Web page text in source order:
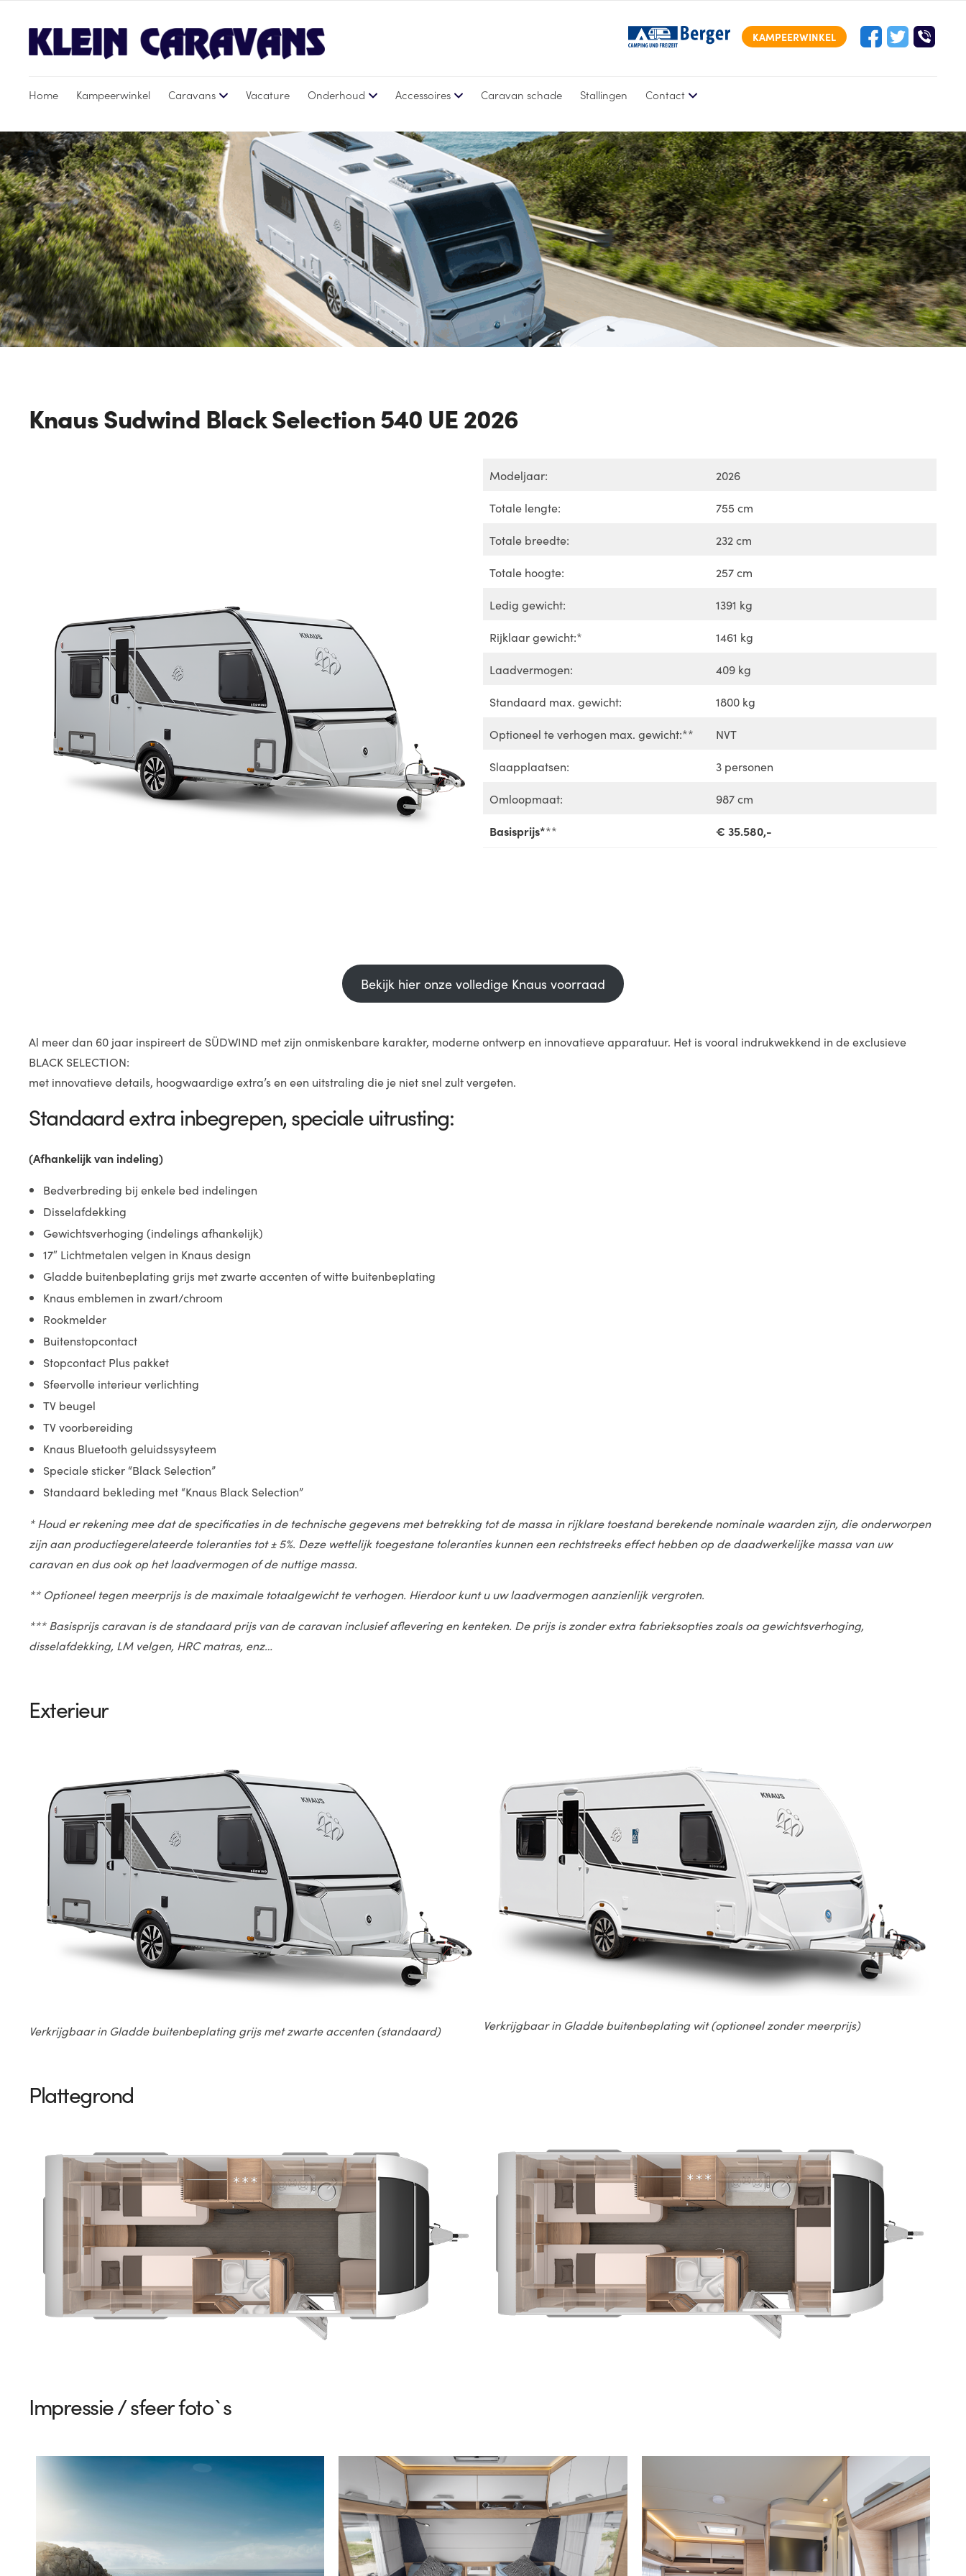
KAMPEERWINKEL
Home Kampeerwinkel Caravans Vacature Onderhoud Accessoires Caravan schade Stallingen Contact
Knaus Sudwind Black Selection 540 UE 2026
Modeljaar: 2026
Totale lengte: 755 cm
Totale breedte: 232 cm
Totale hoogte: 257 cm
Ledig gewicht: 1391 kg
Rijklaar gewicht:* 1461 kg
Laadvermogen: 409 kg
Standaard max. gewicht: 1800 kg
Optioneel te verhogen max. gewicht:** NVT
Slaapplaatsen: 3 personen
Omloopmaat: 987 cm
Basisprijs*** € 35.580,-
Bekijk hier onze volledige Knaus voorraad
Al meer dan 60 jaar inspireert de SÜDWIND met zijn onmiskenbare karakter, moderne ontwerp en innovatieve apparatuur. Het is vooral indrukwekkend in de exclusieve
BLACK SELECTION:
met innovatieve details, hoogwaardige extra’s en een uitstraling die je niet snel zult vergeten.
Standaard extra inbegrepen, speciale uitrusting:
(Afhankelijk van indeling)
Bedverbreding bij enkele bed indelingen
Disselafdekking
Gewichtsverhoging (indelings afhankelijk)
17″ Lichtmetalen velgen in Knaus design
Gladde buitenbeplating grijs met zwarte accenten of witte buitenbeplating
Knaus emblemen in zwart/chroom
Rookmelder
Buitenstopcontact
Stopcontact Plus pakket
Sfeervolle interieur verlichting
TV beugel
TV voorbereiding
Knaus Bluetooth geluidssysyteem
Speciale sticker “Black Selection”
Standaard bekleding met “Knaus Black Selection”
* Houd er rekening mee dat de specificaties in de technische gegevens met betrekking tot de massa in rijklare toestand berekende nominale waarden zijn, die onderworpen
zijn aan productiegerelateerde toleranties tot ± 5%. Deze wettelijk toegestane toleranties kunnen een rechtstreeks effect hebben op de daadwerkelijke massa van uw
caravan en dus ook op het laadvermogen of de nuttige massa.
** Optioneel tegen meerprijs is de maximale totaalgewicht te verhogen. Hierdoor kunt u uw laadvermogen aanzienlijk vergroten.
*** Basisprijs caravan is de standaard prijs van de caravan inclusief aflevering en kenteken. De prijs is zonder extra fabrieksopties zoals oa gewichtsverhoging,
disselafdekking, LM velgen, HRC matras, enz…
Exterieur
Verkrijgbaar in Gladde buitenbeplating grijs met zwarte accenten (standaard) Verkrijgbaar in Gladde buitenbeplating wit (optioneel zonder meerprijs)
Plattegrond
Impressie / sfeer foto`s